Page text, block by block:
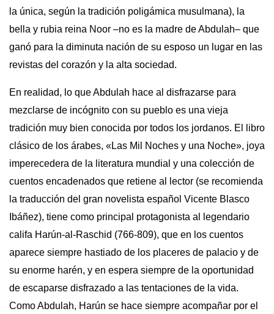
la única, según la tradición poligámica musulmana), la
bella y rubia reina Noor –no es la madre de Abdulah– que
ganó para la diminuta nación de su esposo un lugar en las
revistas del corazón y la alta sociedad.
En realidad, lo que Abdulah hace al disfrazarse para
mezclarse de incógnito con su pueblo es una vieja
tradición muy bien conocida por todos los jordanos. El libro
clásico de los árabes, «Las Mil Noches y una Noche», joya
imperecedera de la literatura mundial y una colección de
cuentos encadenados que retiene al lector (se recomienda
la traducción del gran novelista español Vicente Blasco
Ibáñez), tiene como principal protagonista al legendario
califa Harún-al-Raschid (766-809), que en los cuentos
aparece siempre hastiado de los placeres de palacio y de
su enorme harén, y en espera siempre de la oportunidad
de escaparse disfrazado a las tentaciones de la vida.
Como Abdulah, Harún se hace siempre acompañar por el